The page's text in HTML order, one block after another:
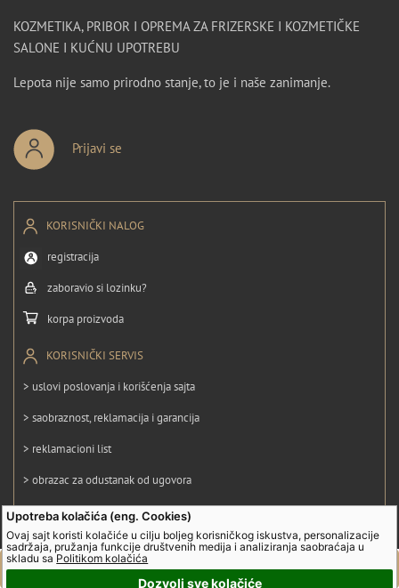
Upotreba kolačića (eng. Cookies)
Ovaj sajt koristi kolačiće u cilju boljeg korisničkog iskustva, personalizacije
sadržaja, pružanja funkcije društvenih medija i analiziranja saobraćaja u
skladu sa Politikom kolačića
Dozvoli sve kolačiće
KOZMETIKA, PRIBOR I OPREMA ZA FRIZERSKE I KOZMETIČKE
SALONE I KUĆNU UPOTREBU
Lepota nije samo prirodno stanje, to je i naše zanimanje.
Prijavi se
KORISNIČKI NALOG
registracija
zaboravio si lozinku?
korpa proizvoda
KORISNIČKI SERVIS
> uslovi poslovanja i korišćenja sajta
> saobraznost, reklamacija i garancija
> reklamacioni list
> obrazac za odustanak od ugovora
> politika privatnosti
> politika kolačića